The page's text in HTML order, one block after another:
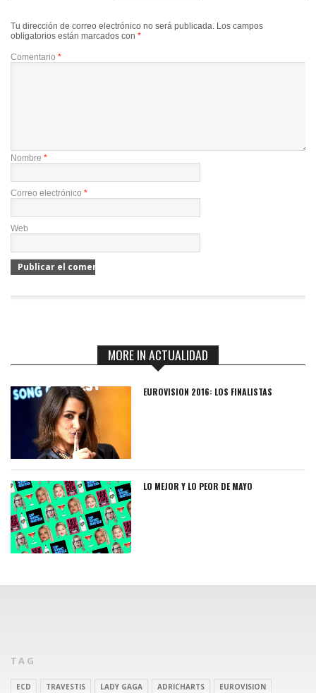
Tu dirección de correo electrónico no será publicada. Los campos
obligatorios están marcados con *
Comentario *
Nombre *
Correo electrónico *
Web
MORE IN ACTUALIDAD
EUROVISION 2016: LOS FINALISTAS
LO MEJOR Y LO PEOR DE MAYO
TAG
ECD TRAVESTIS LADY GAGA ADRICHARTS
EUROVISION